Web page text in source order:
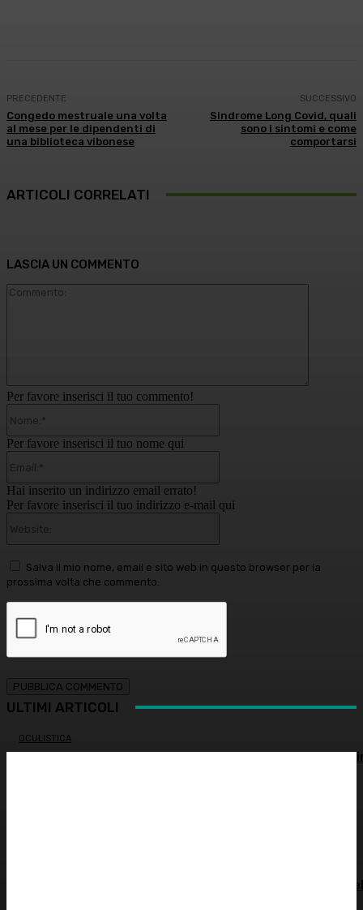
PRECEDENTE
Congedo mestruale una volta
al mese per le dipendenti di
una biblioteca vibonese
SUCCESSIVO
Sindrome Long Covid, quali
sono i sintomi e come
comportarsi
ARTICOLI CORRELATI
LASCIA UN COMMENTO
Per favore inserisci il tuo commento!
Per favore inserisci il tuo nome qui
Hai inserito un indirizzo email errato!
Per favore inserisci il tuo indirizzo e-mail qui
Salva il mio nome, email e sito web in questo browser per la
prossima volta che commento.
ULTIMI ARTICOLI
OCULISTICA
Trapianto di cornea ad altissimo rischio riuscito al
SHARE4MED, dati e governance per misurare la salute del